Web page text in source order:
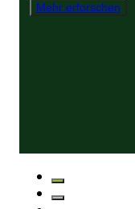
Mehr erforschen